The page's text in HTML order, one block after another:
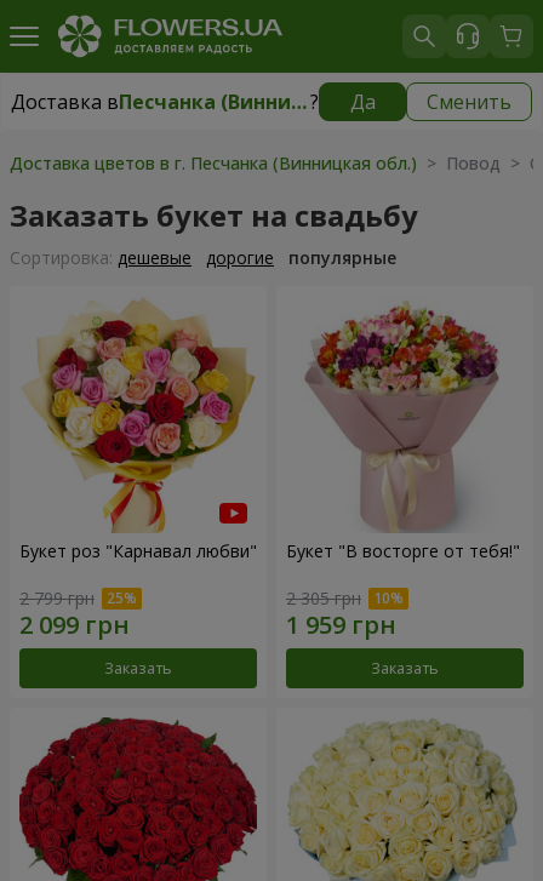
Доставка в Песчанка (Винницкая обл.)? Да Сменить
Доставка вПесчанка (Винницкая обл.) 2248 грн
Доставка цветов в г. Песчанка (Винницкая обл.) > Повод >
Заказать букет на свадьбу
Cортировка: дешевые дорогие популярные
Букет роз "Карнавал любви"
2 799 грн
Заказать
Букет "В восторге от тебя!"
2 305 грн
Заказать